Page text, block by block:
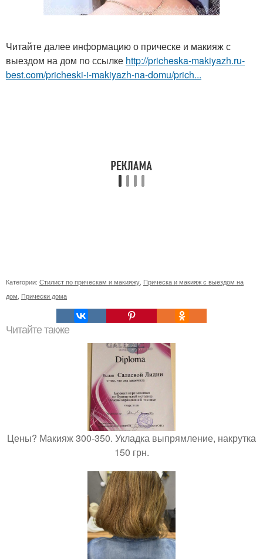
Читайте далее информацию о прическе и макияж с
выездом на дом по ссылке http://pricheska-makiyazh.ru-
best.com/pricheski-i-makiyazh-na-domu/prich...
Категории: Стилист по прическам и макияжу Прическа и макияж с выездом на
дом Прически дома
Читайте также
Цены? Макияж 300-350. Укладка выпрямление, накрутка
150 грн.